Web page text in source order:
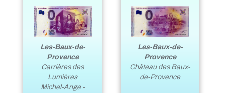
Les-Baux-de-
Provence
Carrières des
Lumières
Michel-Ange -
Les-Baux-de-
Provence
Château des Baux-
de-Provence